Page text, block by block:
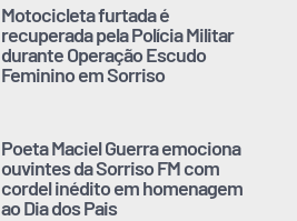
Motocicleta furtada é
recuperada pela Polícia Militar
durante Operação Escudo
Feminino em Sorriso
Poeta Maciel Guerra emociona
ouvintes da Sorriso FM com
cordel inédito em homenagem
ao Dia dos Pais